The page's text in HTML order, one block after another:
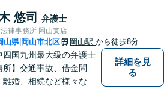
悠司 弁護士
律事務所 岡山支店
山県| 岡山市北区 岡山駅 から徒歩8分
四国九州最大級の弁護士
所】交通事故、借金問
離婚、相続など様々な問
詳細を見
る